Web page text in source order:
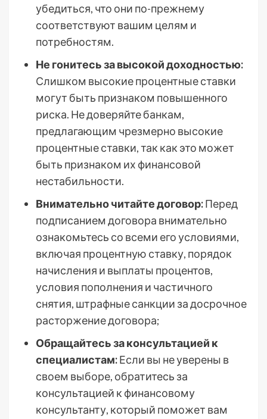
убедиться, что они по-прежнему
соответствуют вашим целям и
потребностям.
Не гонитесь за высокой доходностью:
Слишком высокие процентные ставки
могут быть признаком повышенного
риска. Не доверяйте банкам,
предлагающим чрезмерно высокие
процентные ставки, так как это может
быть признаком их финансовой
нестабильности.
Внимательно читайте договор:Перед
подписанием договора внимательно
ознакомьтесь со всеми его условиями,
включая процентную ставку, порядок
начисления и выплаты процентов,
условия пополнения и частичного
снятия, штрафные санкции за досрочное
расторжение договора;
Обращайтесь за консультацией к
специалистам:Если вы не уверены в
своем выборе, обратитесь за
консультацией к финансовому
консультанту, который поможет вам